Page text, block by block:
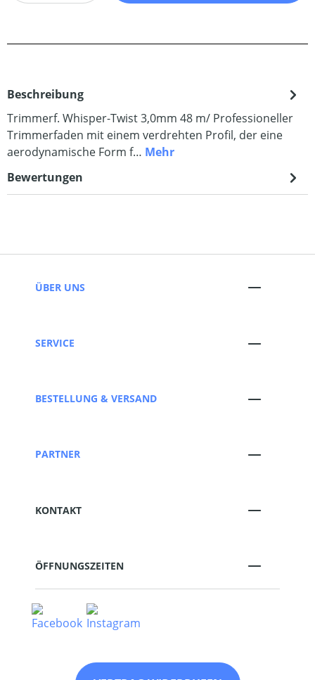
Beschreibung
Trimmerf. Whisper-Twist 3,0mm 48 m/ Professioneller
Trimmerfaden mit einem verdrehten Profil, der eine
aerodynamische Form f… Mehr
Bewertungen
ÜBER UNS
SERVICE
BESTELLUNG & VERSAND
PARTNER
KONTAKT
ÖFFNUNGSZEITEN